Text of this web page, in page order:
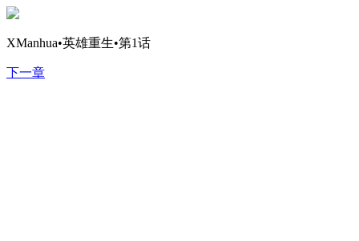
XManhua•英雄重生•第1话
下一章